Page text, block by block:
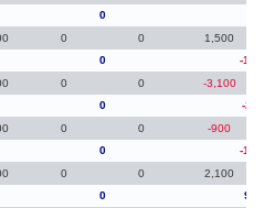
0
0 0 1,500
0
-
0 0 -3,100
0
-
0 0 -900
0
-
0 0 2,100
0